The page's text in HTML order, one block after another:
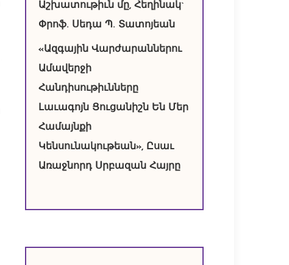
Աշխատութիւն մը, Հեղինակ`
Փրոֆ. Սեդա Պ. Տատոյեան
«Ազգային Վարժարաններու
Ամավերջի
Հանդիսութիւնները
Լաւագոյն Ցուցանիշն Են Մեր
Համայնքի
Կենսունակութեան», Ըսաւ
Առաջնորդ Սրբազան Հայրը